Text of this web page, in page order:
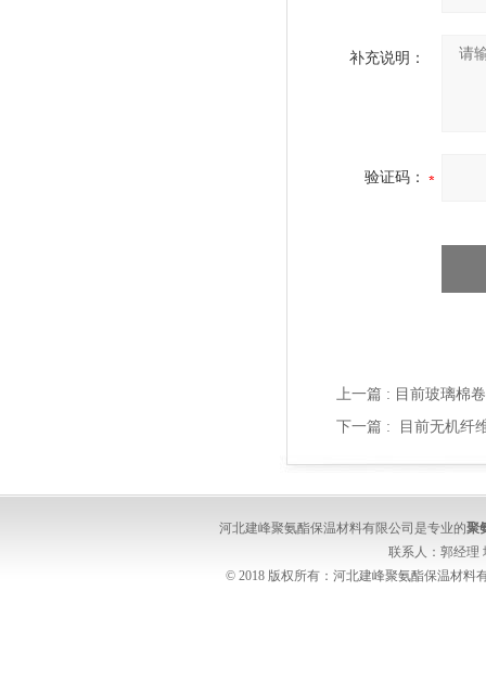
补充说明：
验证码：
上一篇 : 目前玻璃棉
下一篇 :
目前无机纤
河北建峰聚氨酯保温材料有限公司是专业的聚
联系人：郭经理
© 2018 版权所有：河北建峰聚氨酯保温材